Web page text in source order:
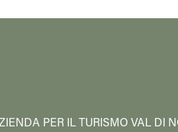
PER IL TURISMO VAL DI